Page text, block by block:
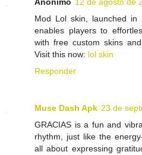
Mod Lol skin, launched
enables players to
with free custom skins
Visit this now: lol skin
Responder
Muse Dash Apk 23 de
GRACIAS is a fun and
rhythm, just like the
all about expressing